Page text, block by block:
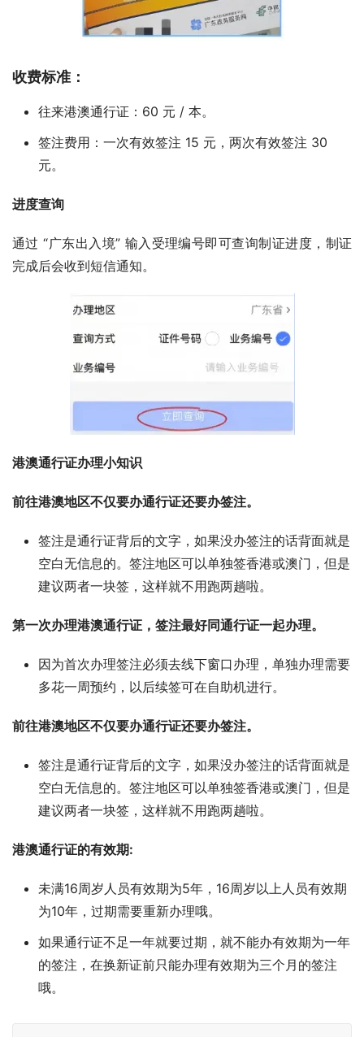
收费标准：
往来港澳通行证：60 元 / 本。
签注费用：一次有效签注 15 元，两次有效签注 30
元。
进度查询
通过 “广东出入境” 输入受理编号即可查询制证进度，制证
完成后会收到短信通知。
港澳通行证办理小知识
前往港澳地区不仅要办通行证还要办签注。
签注是通行证背后的文字，如果没办签注的话背面就是
空白无信息的。签注地区可以单独签香港或澳门，但是
建议两者一块签，这样就不用跑两趟啦。
第一次办理港澳通行证，签注最好同通行证一起办理。
因为首次办理签注必须去线下窗口办理，单独办理需要
多花一周预约，以后续签可在自助机进行。
前往港澳地区不仅要办通行证还要办签注。
签注是通行证背后的文字，如果没办签注的话背面就是
空白无信息的。签注地区可以单独签香港或澳门，但是
建议两者一块签，这样就不用跑两趟啦。
港澳通行证的有效期:
未满16周岁人员有效期为5年，16周岁以上人员有效期
为10年，过期需要重新办理哦。
如果通行证不足一年就要过期，就不能办有效期为一年
的签注，在换新证前只能办理有效期为三个月的签注
哦。